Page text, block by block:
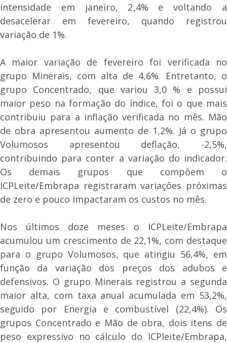
intensidade em janeiro, 2,4% e voltando a
desacelerar em fevereiro, quando registrou
variação de 1%.
A maior variação de fevereiro foi verificada no
grupo Minerais, com alta de 4,6%. Entretanto, o
grupo Concentrado, que variou 3,0 % e possui
maior peso na formação do índice, foi o que mais
contribuiu para a inflação verificada no mês. Mão
de obra apresentou aumento de 1,2%. Já o grupo
Volumosos apresentou deflação, -2,5%,
contribuindo para conter a variação do indicador.
Os demais grupos que compõem o
ICPLeite/Embrapa registraram variações próximas
de zero e pouco impactaram os custos no mês.
Nos últimos doze meses o ICPLeite/Embrapa
acumulou um crescimento de 22,1%, com destaque
para o grupo Volumosos, que atingiu 56,4%, em
função da variação dos preços dos adubos e
defensivos. O grupo Minerais registrou a segunda
maior alta, com taxa anual acumulada em 53,2%,
seguido por Energia e combustível (22,4%). Os
grupos Concentrado e Mão de obra, dois itens de
peso expressivo no cálculo do ICPleite/Embrapa,